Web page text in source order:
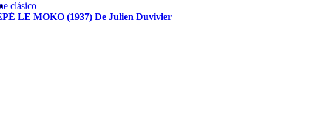
clásico
LE MOKO (1937) De Julien Duvivier